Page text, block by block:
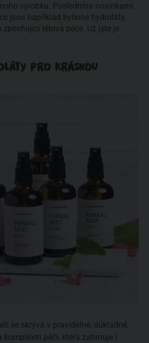
výrobku. Posledními novinkami
jsou například bylinné hydroláty,
tělová péče. Už jste je
PRO KRÁSNOU
se skrývá v pravidelné, důkladné,
péči, která zahrnuje i